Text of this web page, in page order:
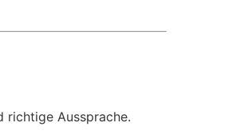
richtige Aussprache.